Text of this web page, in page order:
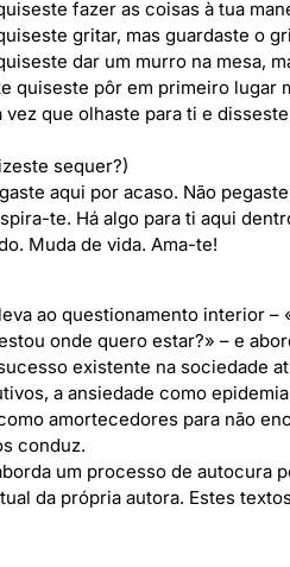
fazer as coisas à tua
gritar, mas guardaste o
dar um murro na mesa,
quiseste pôr em primeiro lugar
vez que olhaste para ti e
sequer?)
aqui por acaso. Não
te. Há algo para ti aqui
Muda de vida. Ama-te!
leva ao questionamento interior –
onde quero estar?» – e
existente na sociedade
a ansiedade como
amortecedores para não
conduz.
um processo de autocura
da própria autora. Estes